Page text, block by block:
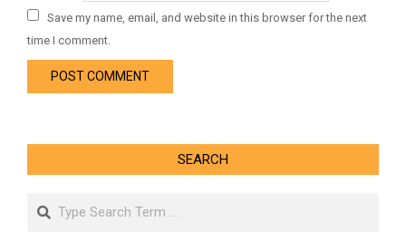
Save my name, email, and website in this browser for the next
time I comment.
SEARCH
Search